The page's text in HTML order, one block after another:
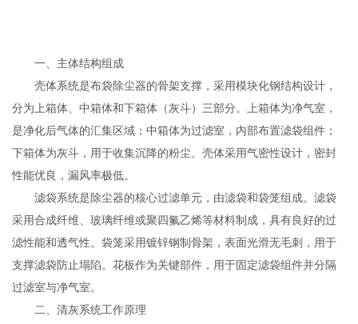
一、主体结构组成
壳体系统是布袋除尘器的骨架支撑，采用模块化钢结构设计，
分为上箱体、中箱体和下箱体（灰斗）三部分。上箱体为净气室，
是净化后气体的汇集区域；中箱体为过滤室，内部布置滤袋组件；
下箱体为灰斗，用于收集沉降的粉尘。壳体采用气密性设计，密封
性能优良，漏风率极低。
滤袋系统是除尘器的核心过滤单元，由滤袋和袋笼组成。滤袋
采用合成纤维、玻璃纤维或聚四氟乙烯等材料制成，具有良好的过
滤性能和透气性。袋笼采用镀锌钢制骨架，表面光滑无毛刺，用于
支撑滤袋防止塌陷。花板作为关键部件，用于固定滤袋组件并分隔
过滤室与净气室。
二、清灰系统工作原理